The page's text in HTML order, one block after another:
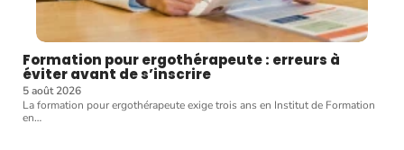
Formation pour ergothérapeute : erreurs à
éviter avant de s’inscrire
5 août 2026
La formation pour ergothérapeute exige trois ans en Institut de Formation
en…